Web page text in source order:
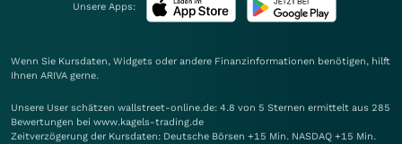
Unsere Apps:
Wenn Sie Kursdaten, Widgets oder andere Finanzinformationen benötigen, hilft
Ihnen ARIVA gerne.
Unsere User schätzen wallstreet-online.de: 4.8 von 5 Sternen ermittelt aus 285
Bewertungen bei www.kagels-trading.de
Zeitverzögerung der Kursdaten: Deutsche Börsen +15 Min. NASDAQ +15 Min.